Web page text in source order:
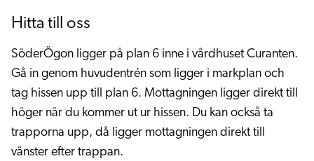
Hitta till oss
SöderÖgon ligger på plan 6 inne i vårdhuset Curanten.
Gå in genom huvudentrén som ligger i markplan och
tag hissen upp till plan 6. Mottagningen ligger direkt till
höger när du kommer ut ur hissen. Du kan också ta
trapporna upp, då ligger mottagningen direkt till
vänster efter trappan.